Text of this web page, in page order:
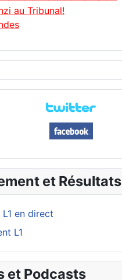
au Tribunal!
et Résultats
L1 en direct
L1
et Podcasts